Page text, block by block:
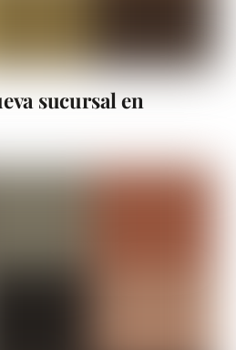
sucursal en